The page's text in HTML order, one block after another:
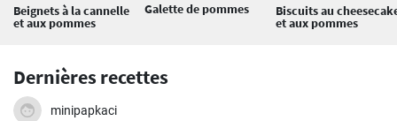
Beignets à la cannelle
et aux pommes
Galette de pommes Biscuits au
et aux pommes
Dernières recettes
minipapkaci